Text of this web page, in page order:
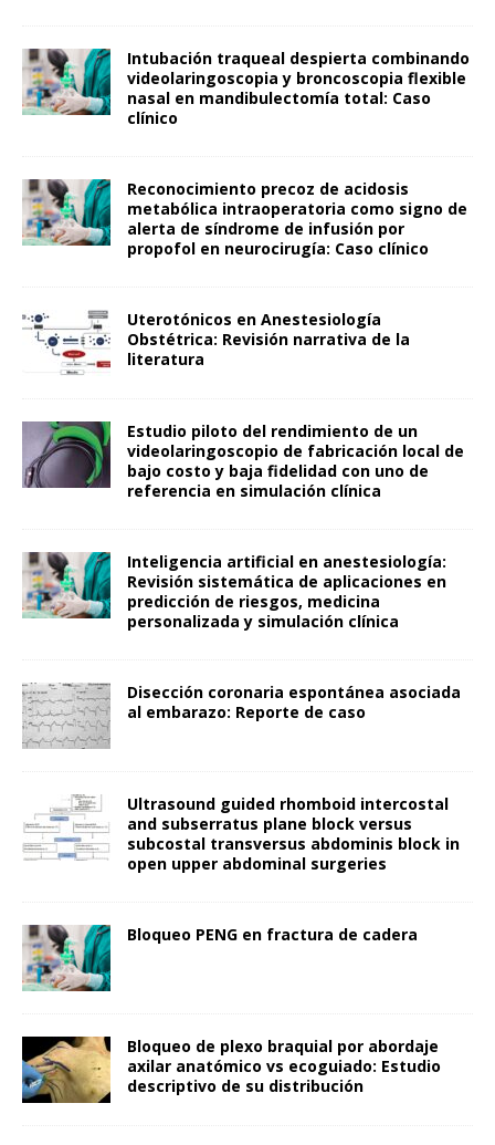
Intubación traqueal despierta combinando
videolaringoscopia y broncoscopia flexible
nasal en mandibulectomía total: Caso
clínico
Reconocimiento precoz de acidosis
metabólica intraoperatoria como signo de
alerta de síndrome de infusión por
propofol en neurocirugía: Caso clínico
Uterotónicos en Anestesiología
Obstétrica: Revisión narrativa de la
literatura
Estudio piloto del rendimiento de un
videolaringoscopio de fabricación local de
bajo costo y baja fidelidad con uno de
referencia en simulación clínica
Inteligencia artificial en anestesiología:
Revisión sistemática de aplicaciones en
predicción de riesgos, medicina
personalizada y simulación clínica
Disección coronaria espontánea asociada
al embarazo: Reporte de caso
Ultrasound guided rhomboid intercostal
and subserratus plane block versus
subcostal transversus abdominis block in
open upper abdominal surgeries
Bloqueo PENG en fractura de cadera
Bloqueo de plexo braquial por abordaje
axilar anatómico vs ecoguiado: Estudio
descriptivo de su distribución